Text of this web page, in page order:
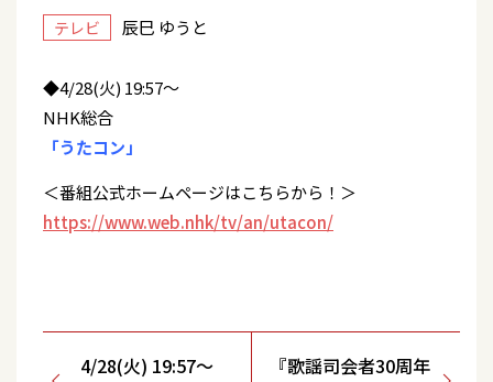
テレビ 辰巳 ゆうと
◆4/28(火) 19:57～
NHK総合
「うたコン」
＜番組公式ホームページはこちらから！＞
https://www.web.nhk/tv/an/utacon/
4/28(火) 19:57～
『歌謡司会者30周年